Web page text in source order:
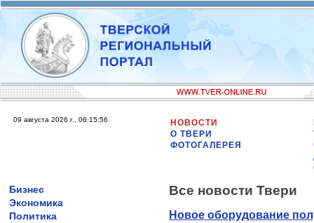
09 августа 2026 г., 06:15:56
НОВОСТИ
О ТВЕРИ
ФОТОГАЛЕРЕЯ
Бизнес
Экономика
Политика
Все новости Твери
Новое оборудование